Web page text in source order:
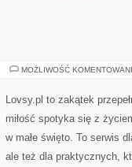
MOŻLIWOŚĆ
Lovsy.pl to zakątek
miłość spotyka się z
w małe święto. To serwis
ale też dla praktycznych,